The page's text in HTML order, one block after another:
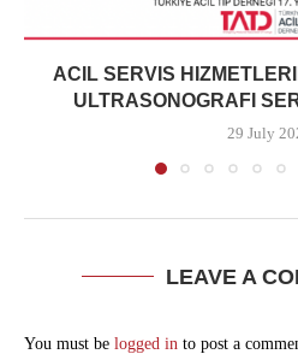
ACIL SERVIS
ULTRASONOGRAFI
29 July
LEAVE A
You must be logged in to post a